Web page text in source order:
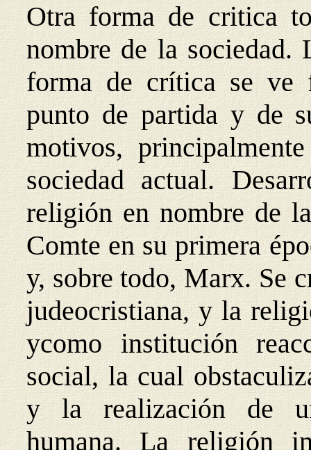
Otra forma de critica
nombre de la sociedad.
forma de crítica se ve
punto de partida y de
motivos,
sociedad actual.
religión en nombre de
Comte en su primera
y, sobre todo, Marx. Se
judeocristiana, y la
ycomo institución
social, la cual
y la realización de
humana. La religión